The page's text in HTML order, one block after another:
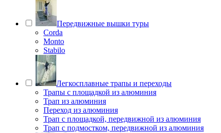
Передвижные вышки туры
Corda
Monto
Stabilo
Легкосплавные трапы и переходы
Трапы с площадкой из алюминия
Трап из алюминия
Переход из алюминия
Трап с площадкой, передвижной из алюминия
Трап с подмостком, передвижной из алюминия